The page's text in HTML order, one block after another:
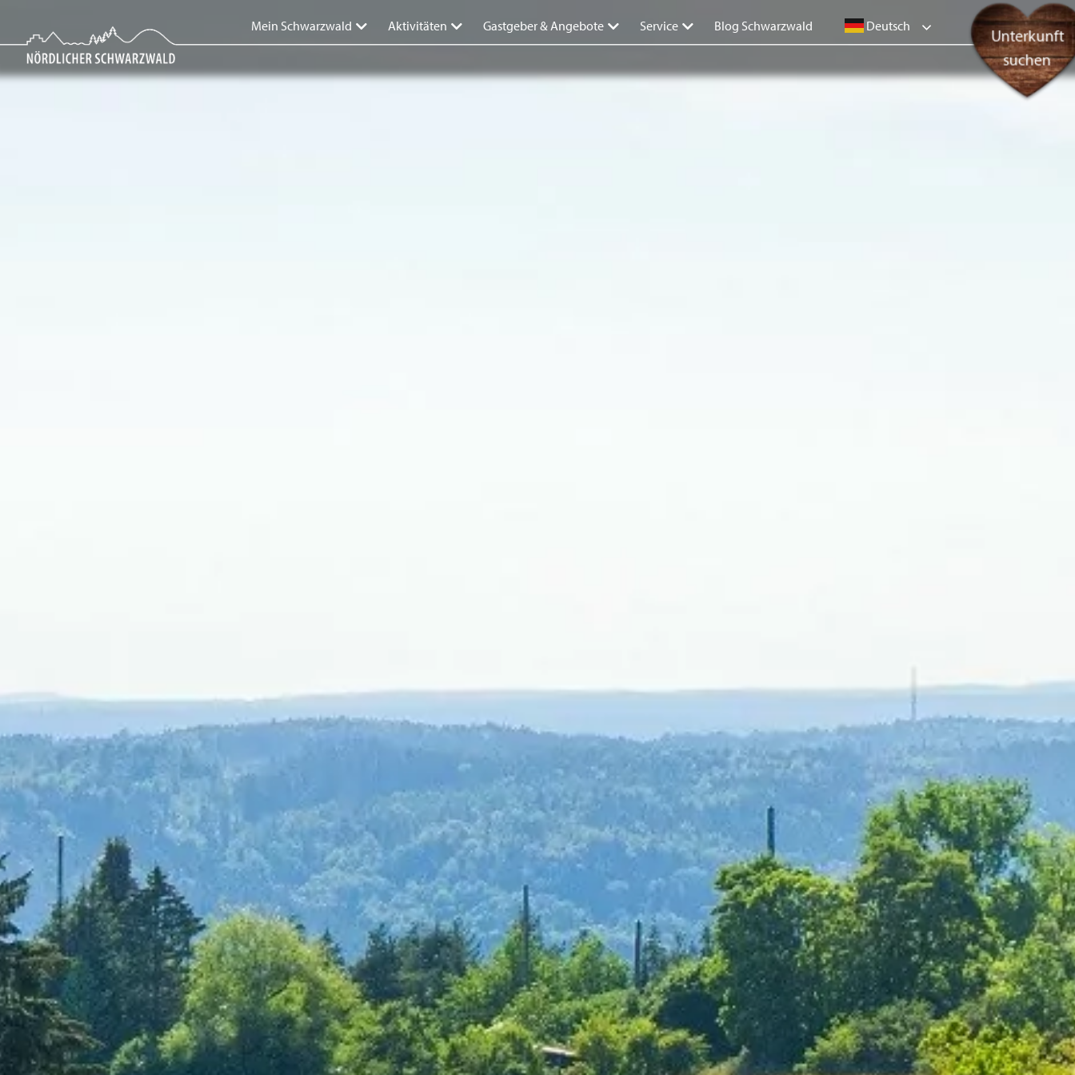
Unterkunft
suchen
Mein Schwarzwald Aktivitäten Gastgeber & Angebote Service Blog Schwarzwald Deutsch